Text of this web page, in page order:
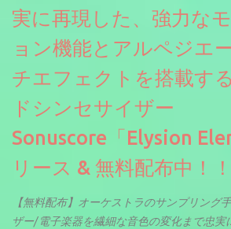
実に再現した、強力な
ョン機能とアルペジエ
チエフェクトを搭載す
ドシンセサイザー
Sonuscore「Elysion
リース & 無料配布中！！
【無料配布】オーケストラのサンプリング
ザー/電子楽器を繊細な音色の変化まで忠実